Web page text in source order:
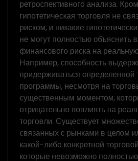
ретроспективного анализа.
гипотетическая торговля не
риском, и никакие
не могут полностью объяснить
финансового риска на
Например, способность
придерживаться определенной
программы, несмотря на
существенным моментом,
отрицательно повлиять на
торговли. Существует
связанных с рынками в целом
какой-либо конкретной
которые невозможно